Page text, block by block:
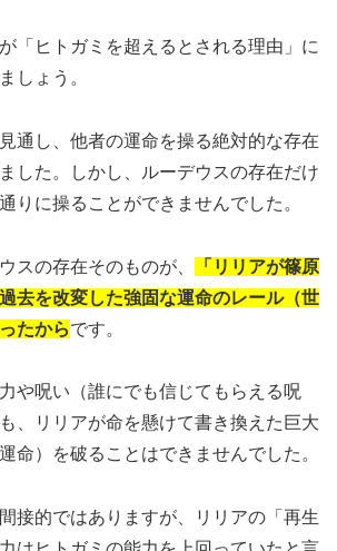
「ヒトガミを超えるとされる理由」に
しょう。
通し、他者の運命を操る絶対的な存在
した。しかし、ルーデウスの存在だけ
りに操ることができませんでした。
スの存在そのものが、
「リリアが篠原
去を改変した強固な運命のレール（世
たからです。
や呪い（誰にでも信じてもらえる呪
、リリアが命を懸けて書き換えた巨大
命）を破ることはできませんでした。
接的ではありますが、リリアの「再生